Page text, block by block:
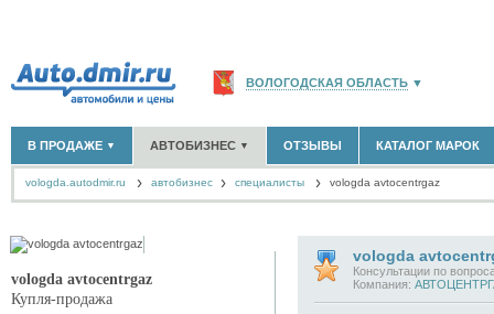
ВОЛОГОДСКАЯ ОБЛАСТЬ ▼
МОСКВА И ОБЛАСТЬ(58180)
САНКТ-ПЕТЕРБУРГ И ОБЛАСТЬ
СЕВАСТОПОЛЬ (11)
В ПРОДАЖЕ ▼
НОВЫЕ АВТОМОБИЛИ(311)
+ РАЗМЕСТИТЬ ОБЪЯВЛЕНИЕ
АВТОБИЗНЕС ▼
ОФИЦИАЛЬНЫЕ ДИЛЕРЫ
(12)
(0)
ТАКСИ
ОТЗЫВЫ КАТАЛОГ МАРОК
vologda.autodmir.ru автобизнес специалисты vologda avtocentrgaz
vologda avtocentrgaz
Купля-продажа
vologda
Консультации по
Компания: